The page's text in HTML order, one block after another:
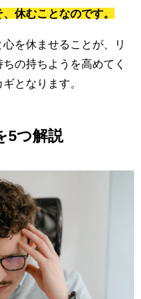
休むことなのです。
を休ませることが、リ
の持ちようを高めてく
となります。
5つ解説